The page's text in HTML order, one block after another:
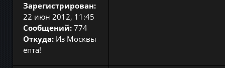
Зарегистрирован:
22 июн 2012, 11:45
Сообщений: 774
Откуда: Из Москвы
ёпта!